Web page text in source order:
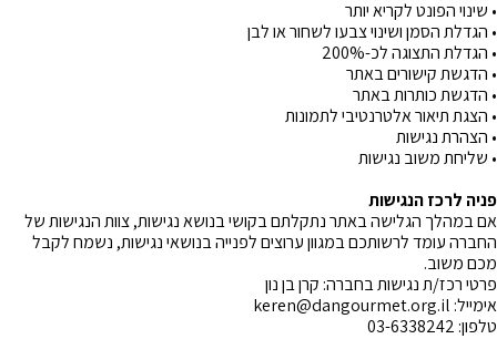
• שינוי הפונט לקריא יותר
• הגדלת הסמן ושינוי צבעו לשחור או לבן
• הגדלת התצוגה לכ-200%
• הדגשת קישורים באתר
• הדגשת כותרות באתר
• הצגת תיאור אלטרנטיבי לתמונות
• הצהרת נגישות
• שליחת משוב נגישות
פניה לרכז הנגישות
אם במהלך הגלישה באתר נתקלתם בקושי בנושא נגישות, צוות הנגישות של
החברה עומד לרשותכם במגוון ערוצים לפנייה בנושאי נגישות, נשמח לקבל
מכם משוב.
פרטי רכז/ת נגישות בחברה: קרן בן נון
אימייל: keren@dangourmet.org.il
טלפון: 03-6338242